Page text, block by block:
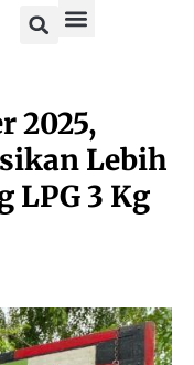
2025,
Lebih
LPG 3 Kg